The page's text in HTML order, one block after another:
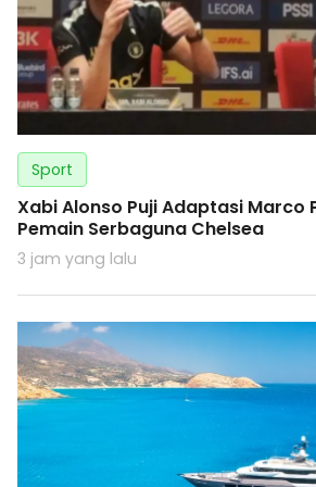
Sport
Xabi Alonso Puji Adaptasi Marco
Pemain Serbaguna Chelsea
3 jam yang lalu